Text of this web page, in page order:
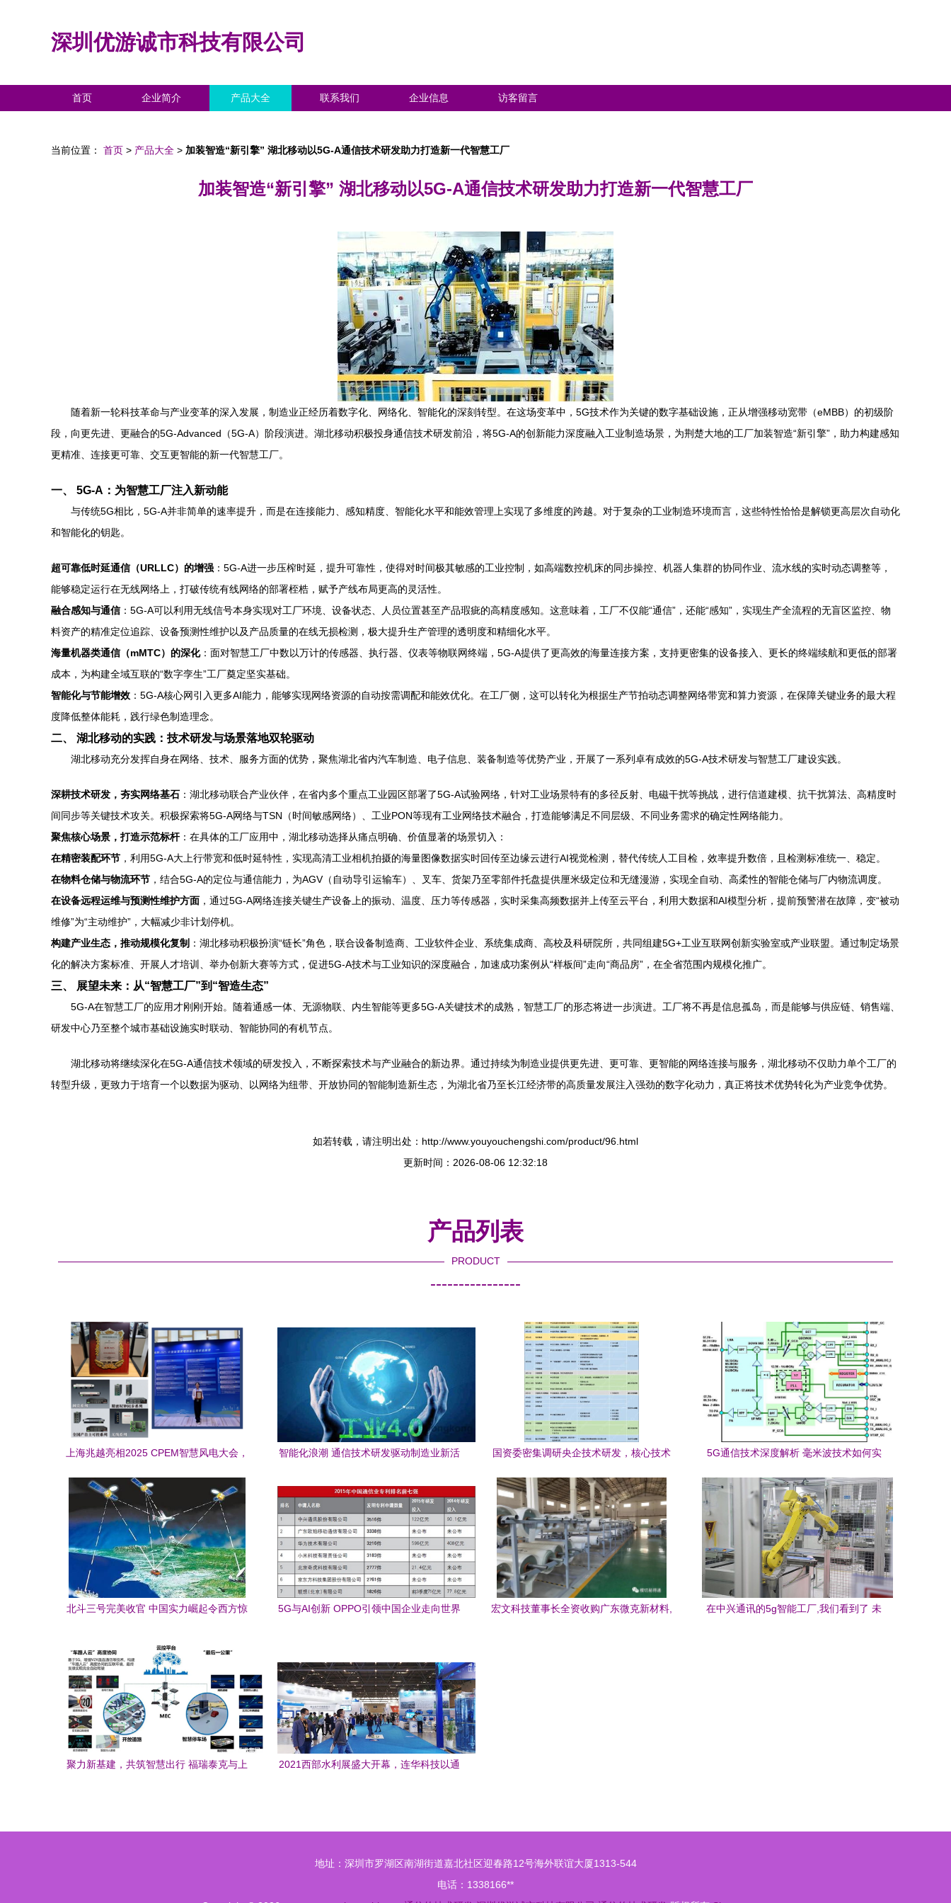
深圳优游诚市科技有限公司
首页 企业简介 产品大全 联系我们 企业信息 访客留言
当前位置： 首页 > 产品大全 > 加装智造“新引擎” 湖北移动以5G-A通信技术研发助力打造新一代智慧工厂
加装智造“新引擎” 湖北移动以5G-A通信技术研发助力打造新一代智慧工厂
随着新一轮科技革命与产业变革的深入发展，制造业正经历着数字化、网络化、智能化的深刻转型。在这场变革中，5G技术作为关键的数字基础设施，正从增强移动宽带（eMBB）的初级阶
段，向更先进、更融合的5G-Advanced（5G-A）阶段演进。湖北移动积极投身通信技术研发前沿，将5G-A的创新能力深度融入工业制造场景，为荆楚大地的工厂加装智造“新引擎”，助力构建感知
更精准、连接更可靠、交互更智能的新一代智慧工厂。
一、 5G-A：为智慧工厂注入新动能
与传统5G相比，5G-A并非简单的速率提升，而是在连接能力、感知精度、智能化水平和能效管理上实现了多维度的跨越。对于复杂的工业制造环境而言，这些特性恰恰是解锁更高层次自动化
和智能化的钥匙。
超可靠低时延通信（URLLC）的增强 ：5G-A进一步压榨时延，提升可靠性，使得对时间极其敏感的工业控制，如高端数控机床的同步操控、机器人集群的协同作业、流水线的实时动态调整等，
能够稳定运行在无线网络上，打破传统有线网络的部署桎梏，赋予产线布局更高的灵活性。
融合感知与通信：5G-A可以利用无线信号本身实现对工厂环境、设备状态、人员位置甚至产品瑕疵的高精度感知。这意味着，工厂不仅能“通信”，还能“感知”，实现生产全流程的无盲区监控、物
料资产的精准定位追踪、设备预测性维护以及产品质量的在线无损检测，极大提升生产管理的透明度和精细化水平。
海量机器类通信（mMTC）的深化：面对智慧工厂中数以万计的传感器、执行器、仪表等物联网终端，5G-A提供了更高效的海量连接方案，支持更密集的设备接入、更长的终端续航和更低的部署
成本，为构建全域互联的“数字孪生”工厂奠定坚实基础。
智能化与节能增效 ：5G-A核心网引入更多AI能力，能够实现网络资源的自动按需调配和能效优化。在工厂侧，这可以转化为根据生产节拍动态调整网络带宽和算力资源，在保障关键业务的最大程
度降低整体能耗，践行绿色制造理念。
二、 湖北移动的实践：技术研发与场景落地双轮驱动
湖北移动充分发挥自身在网络、技术、服务方面的优势，聚焦湖北省内汽车制造、电子信息、装备制造等优势产业，开展了一系列卓有成效的5G-A技术研发与智慧工厂建设实践。
深耕技术研发，夯实网络基石 ：湖北移动联合产业伙伴，在省内多个重点工业园区部署了5G-A试验网络，针对工业场景特有的多径反射、电磁干扰等挑战，进行信道建模、抗干扰算法、高精度时
间同步等关键技术攻关。积极探索将5G-A网络与TSN（时间敏感网络）、工业PON等现有工业网络技术融合，打造能够满足不同层级、不同业务需求的确定性网络能力。
聚焦核心场景，打造示范标杆：在具体的工厂应用中，湖北移动选择从痛点明确、价值显著的场景切入：
在精密装配环节 ，利用5G-A大上行带宽和低时延特性，实现高清工业相机拍摄的海量图像数据实时回传至边缘云进行AI视觉检测，替代传统人工目检，效率提升数倍，且检测标准统一、稳定。
在物料仓储与物流环节 ，结合5G-A的定位与通信能力，为AGV（自动导引运输车）、叉车、货架乃至零部件托盘提供厘米级定位和无缝漫游，实现全自动、高柔性的智能仓储与厂内物流调度。
在设备远程运维与预测性维护方面 ，通过5G-A网络连接关键生产设备上的振动、温度、压力等传感器，实时采集高频数据并上传至云平台，利用大数据和AI模型分析，提前预警潜在故障，变“被动
维修”为“主动维护”，大幅减少非计划停机。
构建产业生态，推动规模化复制 ：湖北移动积极扮演“链长”角色，联合设备制造商、工业软件企业、系统集成商、高校及科研院所，共同组建5G+工业互联网创新实验室或产业联盟。通过制定场景
化的解决方案标准、开展人才培训、举办创新大赛等方式，促进5G-A技术与工业知识的深度融合，加速成功案例从“样板间”走向“商品房”，在全省范围内规模化推广。
三、 展望未来：从“智慧工厂”到“智造生态”
5G-A在智慧工厂的应用才刚刚开始。随着通感一体、无源物联、内生智能等更多5G-A关键技术的成熟，智慧工厂的形态将进一步演进。工厂将不再是信息孤岛，而是能够与供应链、销售端、
研发中心乃至整个城市基础设施实时联动、智能协同的有机节点。
湖北移动将继续深化在5G-A通信技术领域的研发投入，不断探索技术与产业融合的新边界。通过持续为制造业提供更先进、更可靠、更智能的网络连接与服务，湖北移动不仅助力单个工厂的
转型升级，更致力于培育一个以数据为驱动、以网络为纽带、开放协同的智能制造新生态，为湖北省乃至长江经济带的高质量发展注入强劲的数字化动力，真正将技术优势转化为产业竞争优势。
如若转载，请注明出处：http://www.youyouchengshi.com/product/96.html
更新时间：2026-08-06 12:32:18
产品列表
PRODUCT
----------------
上海兆越亮相2025 CPEM智慧风电大会，
智能化浪潮 通信技术研发驱动制造业新活
国资委密集调研央企技术研发，核心技术
5G通信技术深度解析 毫米波技术如何实
北斗三号完美收官 中国实力崛起令西方惊
5G与AI创新 OPPO引领中国企业走向世界
宏文科技董事长全资收购广东微克新材料,
在中兴通讯的5g智能工厂,我们看到了 未
聚力新基建，共筑智慧出行 福瑞泰克与上
2021西部水利展盛大开幕，连华科技以通
地址：深圳市罗湖区南湖街道嘉北社区迎春路12号海外联谊大厦1313-544
电话：1338166**